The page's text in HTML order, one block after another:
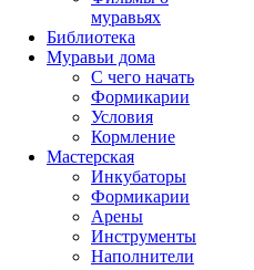
муравьях
Библиотека
Муравьи дома
С чего начать
Формикарии
Условия
Кормление
Мастерская
Инкубаторы
Формикарии
Арены
Инструменты
Наполнители